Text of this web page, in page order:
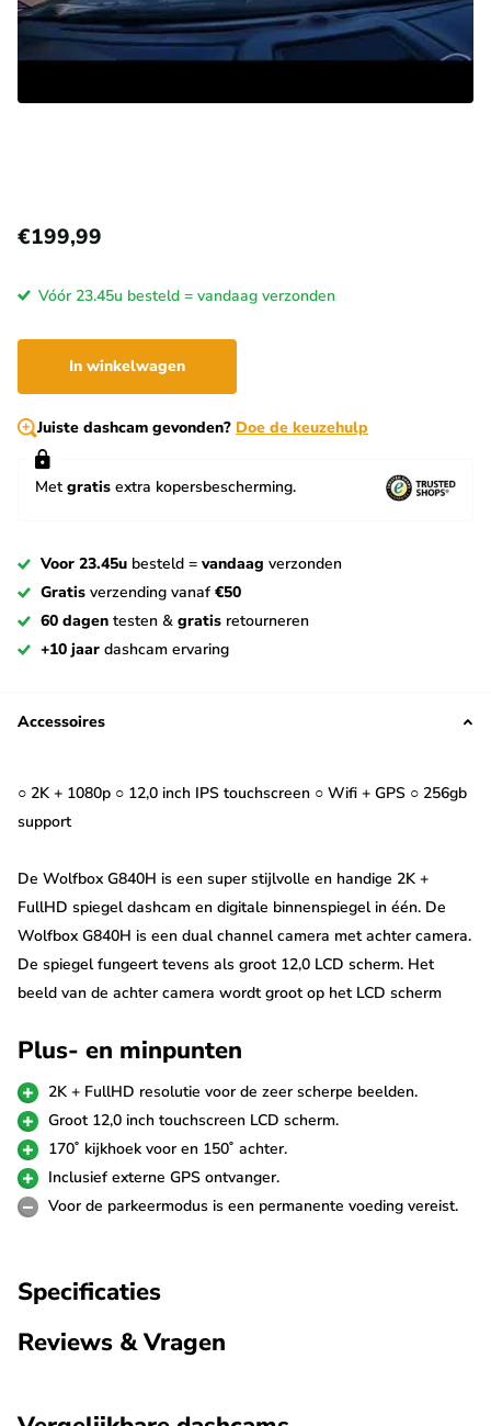
€199,99
Vóór 23.45u besteld = vandaag verzonden
In winkelwagen
Juiste dashcam gevonden? Doe de keuzehulp
Met gratis extra kopersbescherming.
Voor 23.45u besteld = vandaag verzonden
Gratis verzending vanaf €50
60 dagen testen & gratis retourneren
+10 jaar dashcam ervaring
Accessoires
○ 2K + 1080p ○ 12,0 inch IPS touchscreen ○ Wifi + GPS ○ 256gb
support
De Wolfbox G840H is een super stijlvolle en handige 2K +
FullHD spiegel dashcam en digitale binnenspiegel in één. De
Wolfbox G840H is een dual channel camera met achter camera.
De spiegel fungeert tevens als groot 12,0 LCD scherm. Het
beeld van de achter camera wordt groot op het LCD scherm
2K + FullHD
De Wolfbox G840H neemt scherpe beelden op door gebruik van
de hoogwaardige Sony beeldsensoren. De voorste camera
neemt op in 2K resolutie met 30fps en de achterste camera met
FullHD in 25fps. De achter camera wordt aan de voorste
beschikbaar.
Digitale binnenspiegel
dashcam en digitale binnenspiegel in één. De grote 12,0 inch
Plus- en minpunten
2K + FullHD resolutie voor de zeer scherpe beelden.
Groot 12,0 inch touchscreen LCD scherm.
170˚ kijkhoek voor en 150˚ achter.
Inclusief externe GPS ontvanger.
Voor de parkeermodus is een permanente voeding vereist.
Specificaties
Reviews & Vragen